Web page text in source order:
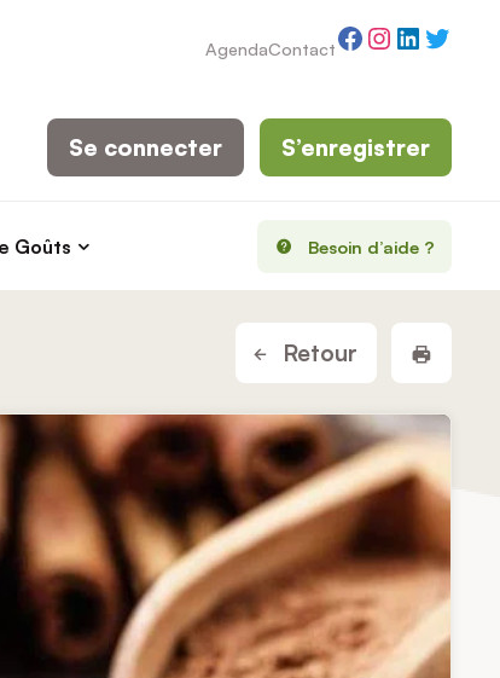
AgendaContactFacebook
Instagram
Goûts Besoin d’aide ?
Se connecter S’enregistrer
Retour